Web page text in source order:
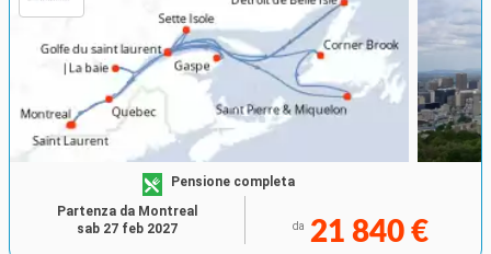
Pensione completa
da 21 840 €
Partenza da Montreal
sab 27 feb 2027